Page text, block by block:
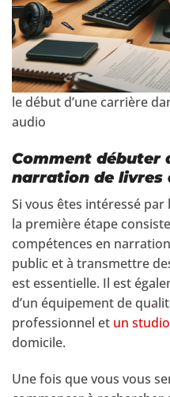
le début d’une carrière
audio
Comment débuter
narration de livres
Si vous êtes intéressé
la première étape
compétences en
public et à transmettre
est essentielle. Il est
d’un équipement de
professionnel et un
domicile.
Une fois que vous vous